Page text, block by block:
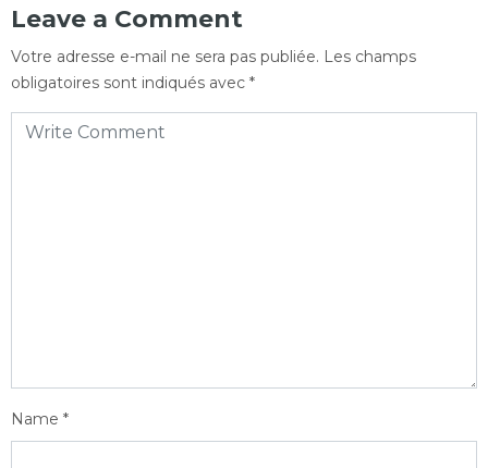
Leave a Comment
Votre adresse e-mail ne sera pas publiée. Les champs
obligatoires sont indiqués avec *
Name *